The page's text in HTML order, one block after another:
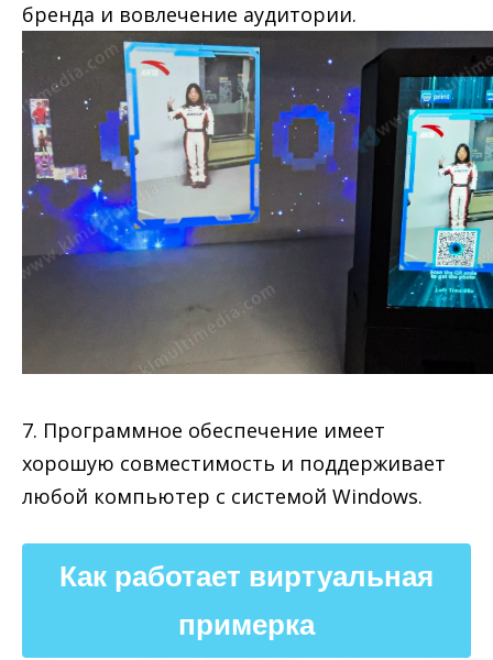
бренда и вовлечение аудитории.
7. Программное обеспечение имеет
хорошую совместимость и поддерживает
любой компьютер с системой Windows.
Как работает виртуальная
примерка